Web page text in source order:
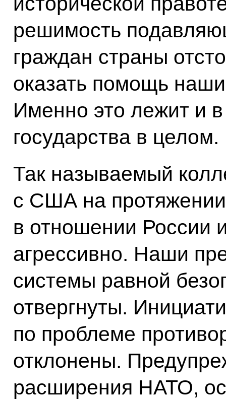
решимость
граждан страны
оказать помощь
Именно это лежит и
государства в целом.
Так называемый
с США на протяжении
в отношении России
агрессивно. Наши
системы равной
отвергнуты.
по проблеме
отклонены.
расширения НАТО,